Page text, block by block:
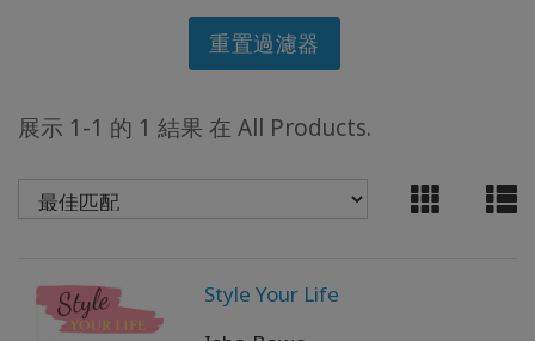
YOUR
ADV
查
看
重置過濾器
展示 1-1 的 1 結果 在 All Products.
Style Your Life